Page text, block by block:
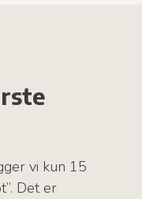
vi kun 15
Det er